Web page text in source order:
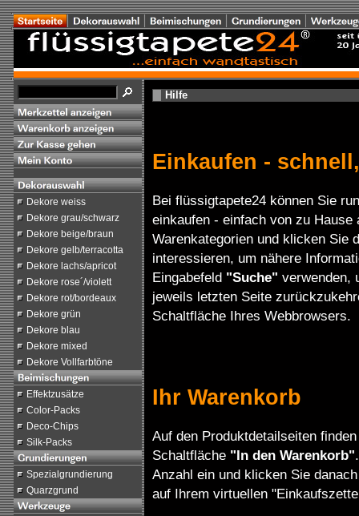
Dekore weiss
Dekore grau/schwarz
Dekore beige/braun
Dekore gelb/terracotta
Dekore lachs/apricot
Dekore rose´/violett
Dekore rot/bordeaux
Dekore grün
Dekore blau
Dekore mixed
Dekore Vollfarbtöne
Effektzusätze
Color-Packs
Deco-Chips
Silk-Packs
Spezialgrundierung
Quarzgrund
Hilfe
Einkaufen -
Bei flüssigtapete24 können Sie
einkaufen - einfach von zu
Warenkategorien und klicken Sie
interessieren, um nähere
Eingabefeld "Suche" verwenden,
jeweils letzten Seite
Schaltfläche Ihres Webbrowsers.
Ihr Warenkorb
Auf den Produktdetailseiten
Schaltfläche "In den Warenkorb"
Anzahl ein und klicken Sie
auf Ihrem virtuellen